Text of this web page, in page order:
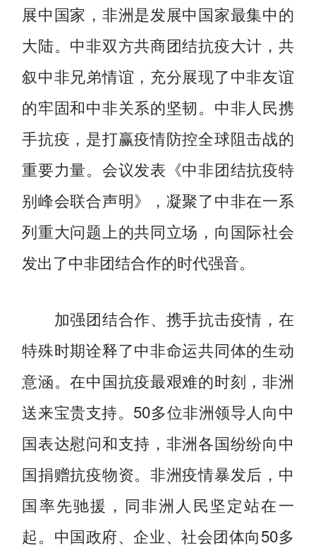
展中国家，非洲是发展中国家最集中的
大陆。中非双方共商团结抗疫大计，共
叙中非兄弟情谊，充分展现了中非友谊
的牢固和中非关系的坚韧。中非人民携
手抗疫，是打赢疫情防控全球阻击战的
重要力量。会议发表《中非团结抗疫特
别峰会联合声明》，凝聚了中非在一系
列重大问题上的共同立场，向国际社会
发出了中非团结合作的时代强音。
加强团结合作、携手抗击疫情，在
特殊时期诠释了中非命运共同体的生动
意涵。在中国抗疫最艰难的时刻，非洲
送来宝贵支持。50多位非洲领导人向中
国表达慰问和支持，非洲各国纷纷向中
国捐赠抗疫物资。非洲疫情暴发后，中
国率先驰援，同非洲人民坚定站在一
起。中国政府、企业、社会团体向50多